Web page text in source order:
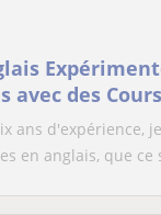
avec des
ans d'expérience,
en anglais, que ce